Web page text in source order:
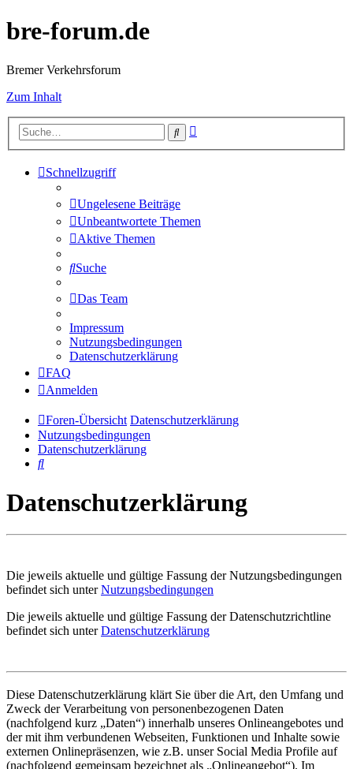
bre-forum.de
Bremer Verkehrsforum
Zum Inhalt
Suche
Schnellzugriff
Ungelesene Beiträge
Unbeantwortete Themen
Aktive Themen
Suche
Das Team
Impressum
Nutzungsbedingungen
Datenschutzerklärung
FAQ
Anmelden
Foren-Übersicht Datenschutzerklärung
Nutzungsbedingungen
Datenschutzerklärung
Suche
Datenschutzerklärung
Die jeweils aktuelle und gültige Fassung der Nutzungsbedingungen
befindet sich unterNutzungsbedingungen
Die jeweils aktuelle und gültige Fassung der Datenschutzrichtline
befindet sich unterDatenschutzerklärung
Diese Datenschutzerklärung klärt Sie über die Art, den Umfang und
Zweck der Verarbeitung von personenbezogenen Daten
(nachfolgend kurz „Daten“) innerhalb unseres Onlineangebotes und
der mit ihm verbundenen Webseiten, Funktionen und Inhalte sowie
externen Onlinepräsenzen, wie z.B. unser Social Media Profile auf
(nachfolgend gemeinsam bezeichnet als „Onlineangebot“). Im